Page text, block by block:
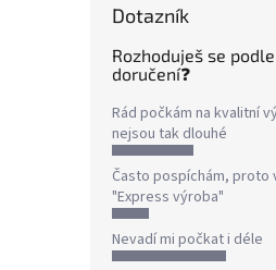
Dotazník
Rozhoduješ se
doručení❓
Rád počkám na kvalitní
nejsou tak dlouhé
Často pospíchám, proto
"Express výroba"
Nevadí mi počkat i déle